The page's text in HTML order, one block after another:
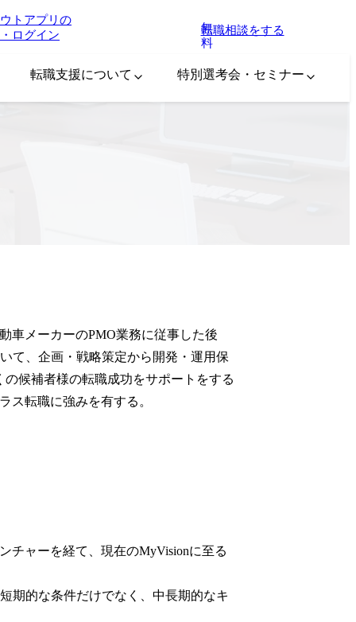
トアプリの
ログイン
無
料
転職相談をする
転職支援について 特別選考会・セミナー
車メーカーのPMO業務に従事した後
て、企画・戦略策定から開発・運用保
候補者様の転職成功をサポートをする
ス転職に強みを有する。
チャーを経て、現在のMyVisionに至る
期的な条件だけでなく、中長期的なキ